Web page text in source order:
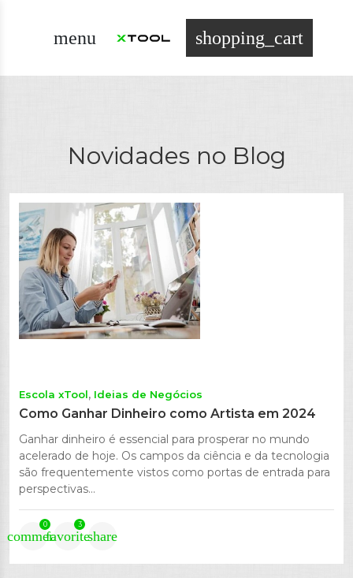
menu shopping_cart
Novidades no Blog
Escola xTool Ideias de Negócios
Como Ganhar Dinheiro como Artista em 2024
Ganhar dinheiro é essencial para prosperar no mundo
acelerado de hoje. Os campos da ciência e da tecnologia
são frequentemente vistos como portas de entrada para
perspectivas...
comment
0
favorite
3
share